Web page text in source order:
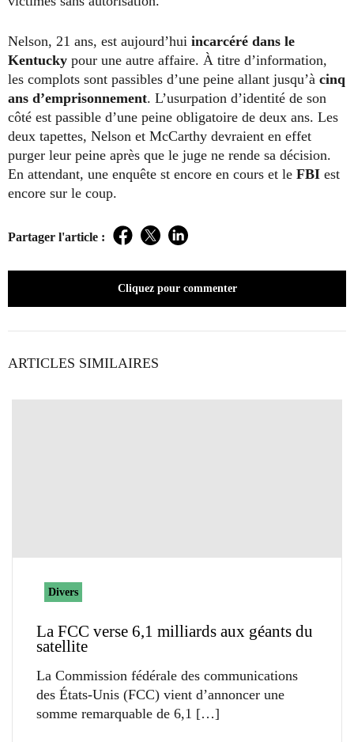
Nelson, 21 ans, est aujourd’hui incarcéré dans le
Kentucky pour une autre affaire. À titre d’information,
les complots sont passibles d’une peine allant jusqu’à cinq
ans d’emprisonnement. L’usurpation d’identité de son
côté est passible d’une peine obligatoire de deux ans. Les
deux tapettes, Nelson et McCarthy devraient en effet
purger leur peine après que le juge ne rende sa décision.
En attendant, une enquête st encore en cours et le FBI est
encore sur le coup.
Partager l'article : Facebook
TwitterLinkedIn
Cliquez pour commenter
ARTICLES SIMILAIRES
Divers
La FCC verse 6,1 milliards aux géants du
satellite
La Commission fédérale des communications
des États-Unis (FCC) vient d’annoncer une
somme remarquable de 6,1